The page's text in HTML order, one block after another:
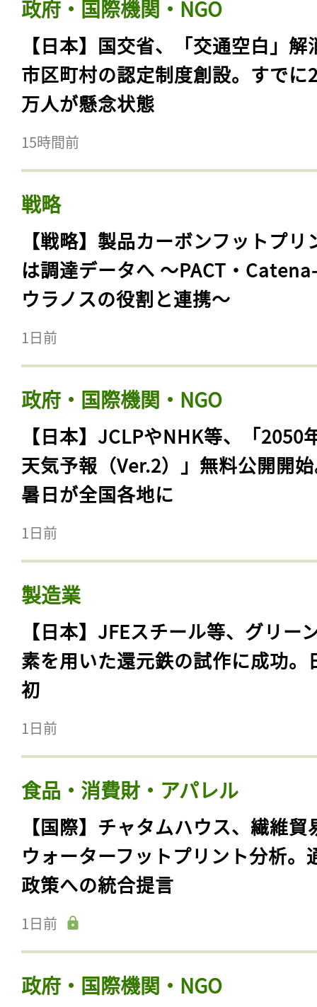
政府・国際機関・NGO
【日本】国交省、「交通空白」解
市区町村の認定制度創設。すでに
万人が懸念状態
15時間前
戦略
【戦略】製品カーボンフットプリ
は調達データへ 〜PACT・
ウラノスの役割と連携〜
1日前
政府・国際機関・NGO
【日本】JCLPやNHK等、「2050
天気予報（Ver.2）」無料公開開
暑日が全国各地に
1日前
製造業
【日本】JFEスチール等、グリー
素を用いた還元鉄の試作に成功。
初
1日前
食品・消費財・アパレル
【国際】チャタムハウス、繊維貿
ウォーターフットプリント分析。
政策への統合提言
1日前
政府・国際機関・NGO